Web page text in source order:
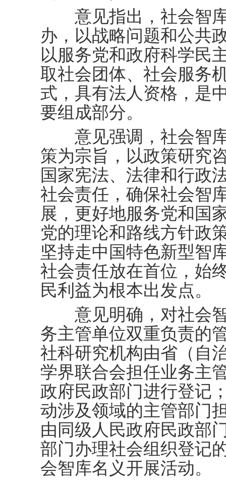
意见指出，社会智库
办，以战略问题和公共
以服务党和政府科学民
取社会团体、社会服务
式，具有法人资格，是
要组成部分。
意见强调，社会智库
策为宗旨，以政策研究
国家宪法、法律和行政
社会责任，确保社会智
展，更好地服务党和国
党的理论和路线方针政
坚持走中国特色新型智
社会责任放在首位，始
民利益为根本出发点。
意见明确，对社会智
务主管单位双重负责的
社科研究机构由省（自
学界联合会担任业务主
政府民政部门进行登记
动涉及领域的主管部门
由同级人民政府民政部
部门办理社会组织登记
会智库名义开展活动。